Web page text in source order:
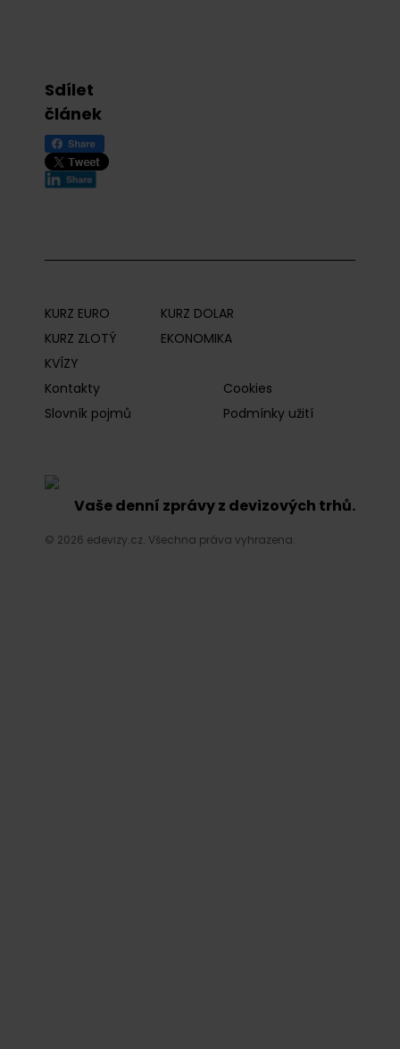
Sdílet
článek
KURZ EURO
KURZ DOLAR
KURZ ZLOTÝ
EKONOMIKA
KVÍZY
Kontakty
Cookies
Slovník pojmů
Podmínky užití
Vaše denní zprávy z devizových trhů.
© 2026 edevizy.cz. Všechna práva vyhrazena.